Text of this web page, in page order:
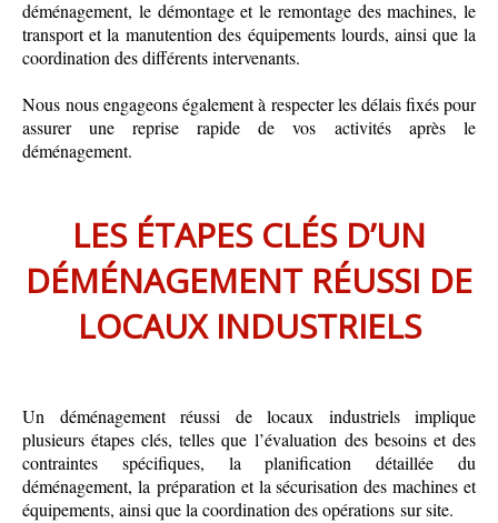
déménagement, le démontage et le remontage des machines, le
transport et la manutention des équipements lourds, ainsi que la
coordination des différents intervenants.
Nous nous engageons également à respecter les délais fixés pour
assurer une reprise rapide de vos activités après le
déménagement.
LES ÉTAPES CLÉS D’UN
DÉMÉNAGEMENT RÉUSSI DE
LOCAUX INDUSTRIELS
Un déménagement réussi de locaux industriels implique
plusieurs étapes clés, telles que l’évaluation des besoins et des
contraintes spécifiques, la planification détaillée du
déménagement, la préparation et la sécurisation des machines et
équipements, ainsi que la coordination des opérations sur site.